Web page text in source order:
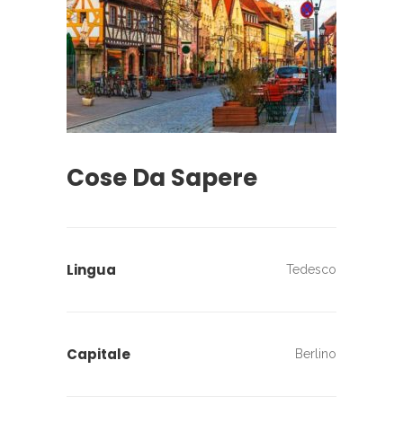
Cose Da Sapere
Lingua Tedesco
Capitale Berlino